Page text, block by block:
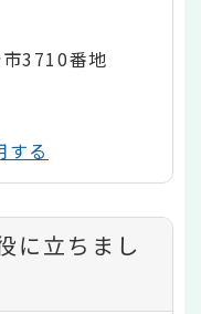
3710番地
する
に立ちまし